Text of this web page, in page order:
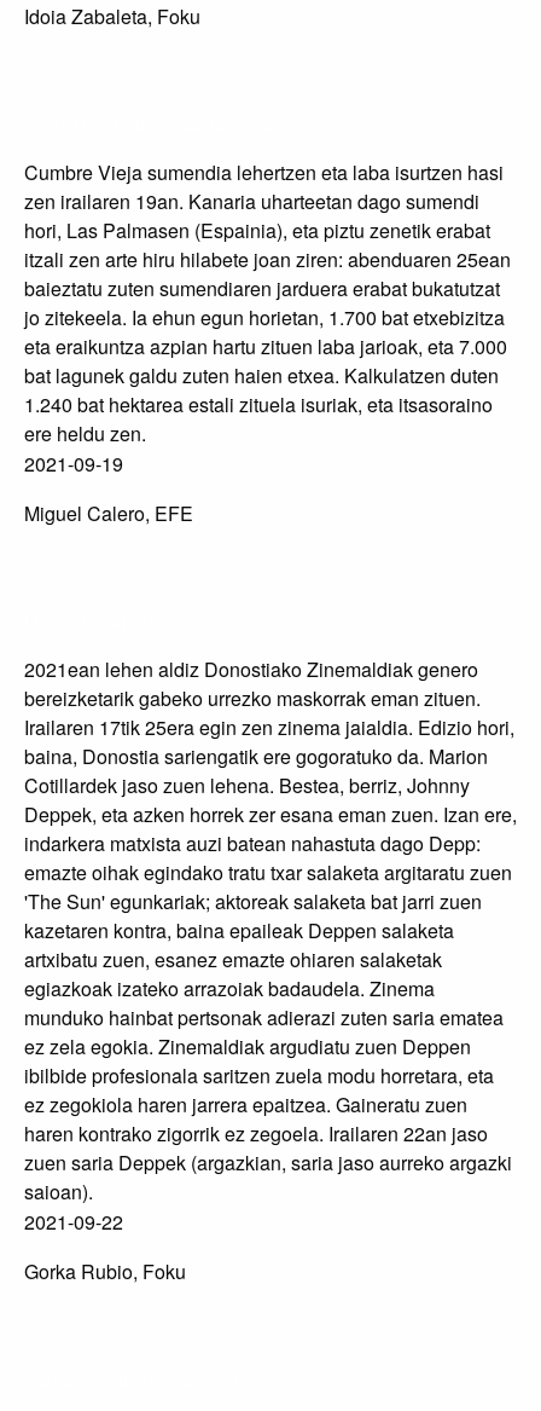
Idoia Zabaleta, Foku
Cumbre Vieja sumendia lehertzen eta laba isurtzen hasi
zen irailaren 19an. Kanaria uharteetan dago sumendi
hori, Las Palmasen (Espainia), eta piztu zenetik erabat
itzali zen arte hiru hilabete joan ziren: abenduaren 25ean
baieztatu zuten sumendiaren jarduera erabat bukatutzat
jo zitekeela. Ia ehun egun horietan, 1.700 bat etxebizitza
eta eraikuntza azpian hartu zituen laba jarioak, eta 7.000
bat lagunek galdu zuten haien etxea. Kalkulatzen duten
1.240 bat hektarea estali zituela isuriak, eta itsasoraino
ere heldu zen.
2021-09-19
Miguel Calero, EFE
2021ean lehen aldiz Donostiako Zinemaldiak genero
bereizketarik gabeko urrezko maskorrak eman zituen.
Irailaren 17tik 25era egin zen zinema jaialdia. Edizio hori,
baina, Donostia sariengatik ere gogoratuko da. Marion
Cotillardek jaso zuen lehena. Bestea, berriz, Johnny
Deppek, eta azken horrek zer esana eman zuen. Izan ere,
indarkera matxista auzi batean nahastuta dago Depp:
emazte oihak egindako tratu txar salaketa argitaratu zuen
'The Sun' egunkariak; aktoreak salaketa bat jarri zuen
kazetaren kontra, baina epaileak Deppen salaketa
artxibatu zuen, esanez emazte ohiaren salaketak
egiazkoak izateko arrazoiak badaudela. Zinema
munduko hainbat pertsonak adierazi zuten saria ematea
ez zela egokia. Zinemaldiak argudiatu zuen Deppen
ibilbide profesionala saritzen zuela modu horretara, eta
ez zegokiola haren jarrera epaitzea. Gaineratu zuen
haren kontrako zigorrik ez zegoela. Irailaren 22an jaso
zuen saria Deppek (argazkian, saria jaso aurreko argazki
saioan).
2021-09-22
Gorka Rubio, Foku